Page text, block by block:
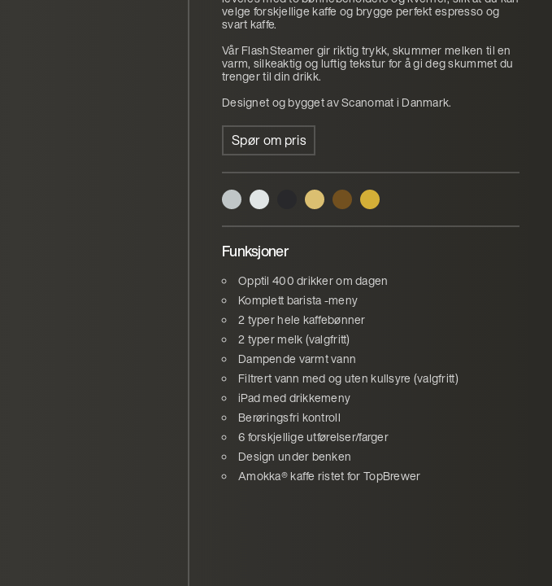
velge forskjellige kaffe og brygge perfekt espresso og
svart kaffe.
Vår FlashSteamer gir riktig trykk, skummer melken til en
varm, silkeaktig og luftig tekstur for å gi deg skummet du
trenger til din drikk.
Designet og bygget av Scanomat i Danmark.
Spør om pris
Funksjoner
Opptil 400 drikker om dagen
Komplett barista -meny
2 typer hele kaffebønner
2 typer melk (valgfritt)
Dampende varmt vann
Filtrert vann med og uten kullsyre (valgfritt)
iPad med drikkemeny
Berøringsfri kontroll
6 forskjellige utførelser/farger
Design under benken
Amokka® kaffe ristet for TopBrewer